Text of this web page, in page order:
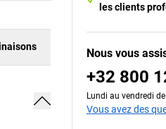
les clients
Nous vous
+32 800
Lundi au vendredi
Vous avez des